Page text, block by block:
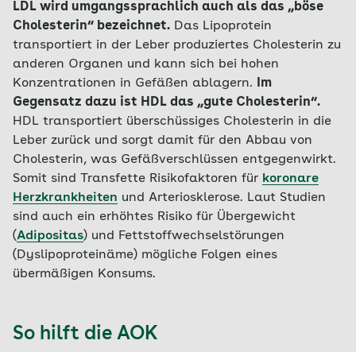
LDL wird umgangssprachlich auch als das „böse
Cholesterin“ bezeichnet. Das Lipoprotein
transportiert in der Leber produziertes Cholesterin zu
anderen Organen und kann sich bei hohen
Konzentrationen in Gefäßen ablagern.
Im
Gegensatz dazu ist HDL das „gute Cholesterin“.
HDL transportiert überschüssiges Cholesterin in die
Leber zurück und sorgt damit für den Abbau von
Cholesterin, was Gefäßverschlüssen entgegenwirkt.
Somit sind Transfette Risikofaktoren für koronare
Herzkrankheiten und Arteriosklerose. Laut Studien
sind auch ein erhöhtes Risiko für Übergewicht
(Adipositas) und Fettstoffwechselstörungen
(Dyslipoproteinäme) mögliche Folgen eines
übermäßigen Konsums.
So hilft die AOK